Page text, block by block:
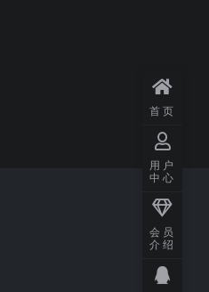
首页
用户
中心
会员
介绍